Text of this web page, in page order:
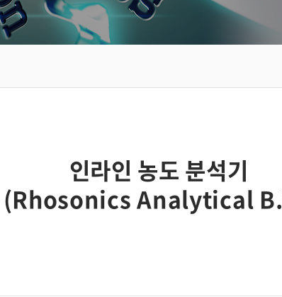
온라인 미량 원소
분석기
현장용 유량계
현장용 전처리 장치
인라인 농도 분석기
(Rhosonics Analytical